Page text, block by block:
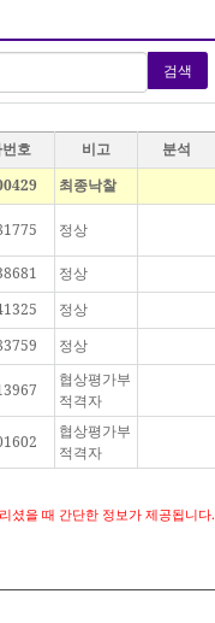
검색
호 비고
분석
최종낙찰
정상
정상
정상
정상
협상평가부
적격자
협상평가부
적격자
셨을 때 간단한 정보가 제공됩니다.